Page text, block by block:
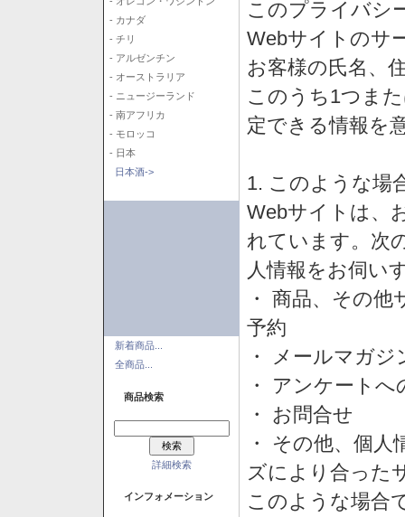
- カナダ
- チリ
- アルゼンチン
- オーストラリア
- ニュージーランド
- 南アフリカ
- モロッコ
- 日本
日本酒->
新着商品...
全商品...
商品検索
詳細検索
インフォメーション
このプライバシ
Webサイトのサ
お客様の氏名、
このうち1つま
定できる情報を
1. このような場
Webサイトは、
れています。次
人情報をお伺い
・ 商品、その
予約
・ メールマガ
・ アンケートへ
・ お問合せ
・ その他、個
ズにより合った
このような場合